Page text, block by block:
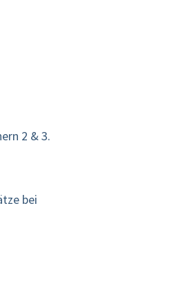
2 & 3.
bei